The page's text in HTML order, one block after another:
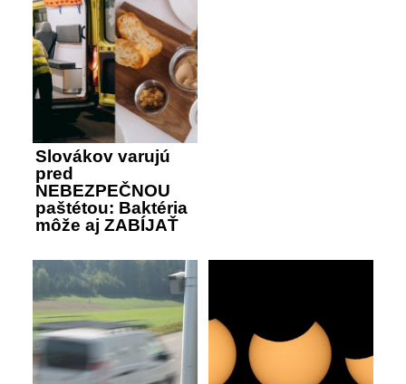
Slovákov varujú
pred
NEBEZPEČNOU
paštétou: Baktéria
môže aj ZABÍJAŤ